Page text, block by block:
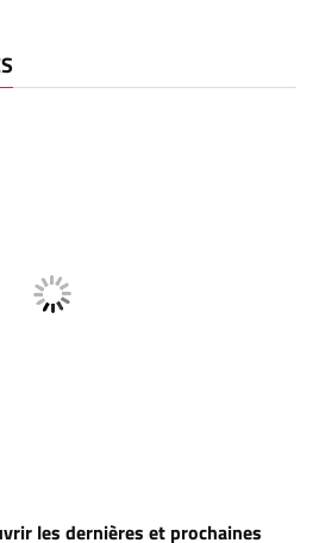
les dernières et prochaines